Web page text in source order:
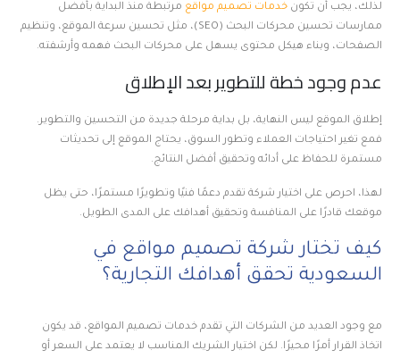
لذلك، يجب أن تكون خدمات تصميم مواقع مرتبطة منذ البداية بأفضل
ممارسات تحسين محركات البحث (SEO)، مثل تحسين سرعة الموقع، وتنظيم
الصفحات، وبناء هيكل محتوى يسهل على محركات البحث فهمه وأرشفته.
عدم وجود خطة للتطوير بعد الإطلاق
إطلاق الموقع ليس النهاية، بل بداية مرحلة جديدة من التحسين والتطوير.
فمع تغير احتياجات العملاء وتطور السوق، يحتاج الموقع إلى تحديثات
مستمرة للحفاظ على أدائه وتحقيق أفضل النتائج.
لهذا، احرص على اختيار شركة تقدم دعمًا فنيًا وتطويرًا مستمرًا، حتى يظل
موقعك قادرًا على المنافسة وتحقيق أهدافك على المدى الطويل.
كيف تختار شركة تصميم مواقع في
السعودية تحقق أهدافك التجارية؟
مع وجود العديد من الشركات التي تقدم خدمات تصميم المواقع، قد يكون
اتخاذ القرار أمرًا محيرًا. لكن اختيار الشريك المناسب لا يعتمد على السعر أو